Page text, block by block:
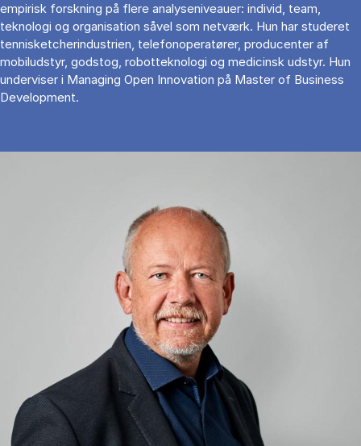
empirisk forskning på flere analyseniveauer: individ, team,
teknologi og organisation såvel som netværk. Hun har studeret
tennisketcherindustrien, telefonoperatører, producenter af
mobiludstyr, godstog, robotteknologi og medicinsk udstyr. Hun
underviser i Managing Open Innovation på Master of Business
Development.